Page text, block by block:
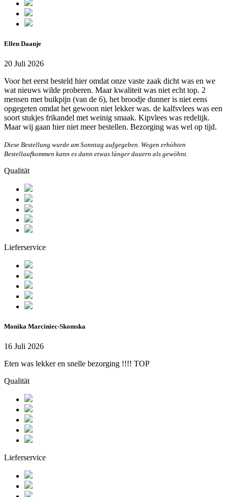
Ellen Daanje
20 Juli 2026
Voor het eerst besteld hier omdat onze vaste zaak dicht was en we
wat nieuws wilde proberen. Maar kwaliteit was niet echt top. 2
mensen met buikpijn (van de 6), het broodje dunner is niet eens
opgegeten omdat het gewoon niet lekker was. de kalfsvlees was een
soort stukjes frikandel met weinig smaak. Kipvlees was redelijk.
Maar wij gaan hier niet meer bestellen. Bezorging was wel op tijd.
Diese Bestellung wurde am Sonntag aufgegeben. Wegen erhöhten
Bestellaufkommen kann es dann etwas länger dauern als gewöhnt.
Qualität
Lieferservice
Monika Marciniec-Skomska
16 Juli 2026
Eten was lekker en snelle bezorging !!!! TOP
Qualität
Lieferservice